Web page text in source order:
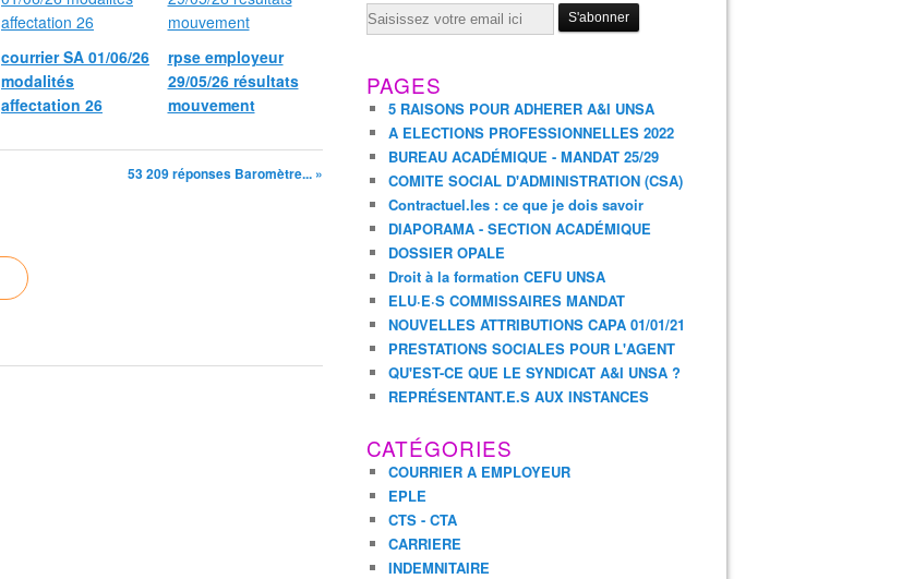
courrier SA 01/06/26
modalités
affectation 26
rpse employeur
29/05/26 résultats
mouvement
53 209 réponses Baromètre... »
Email
PAGES
5 RAISONS POUR ADHERER A&I UNSA
A ELECTIONS PROFESSIONNELLES 2022
BUREAU ACADÉMIQUE - MANDAT 25/29
COMITE SOCIAL D'ADMINISTRATION (CSA)
Contractuel.les : ce que je dois savoir
DIAPORAMA - SECTION ACADÉMIQUE
DOSSIER OPALE
Droit à la formation CEFU UNSA
ELU·E·S COMMISSAIRES MANDAT
NOUVELLES ATTRIBUTIONS CAPA 01/01/21
PRESTATIONS SOCIALES POUR L'AGENT
QU'EST-CE QUE LE SYNDICAT A&I UNSA ?
REPRÉSENTANT.E.S AUX INSTANCES
CATÉGORIES
COURRIER A EMPLOYEUR
EPLE
CTS - CTA
CARRIERE
INDEMNITAIRE